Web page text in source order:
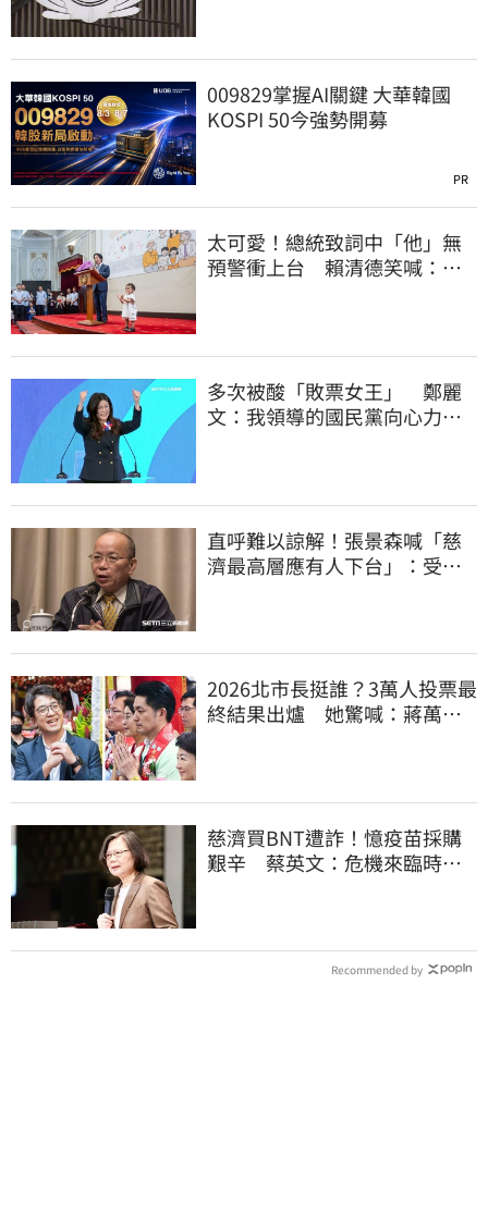
009829掌握AI關鍵 大華韓國
KOSPI 50今強勢開募
PR
太可愛！總統致詞中「他」無
預警衝上台 賴清德笑喊：卸
多次被酸「敗票女王」 鄭麗
文：我領導的國民黨向心力
直呼難以諒解！張景森喊「慈
濟最高層應有人下台」：受害
2026北市長挺誰？3萬人投票最
終結果出爐 她驚喊：蔣萬安
慈濟買BNT遭詐！憶疫苗採購
艱辛 蔡英文：危機來臨時務
Recommended by